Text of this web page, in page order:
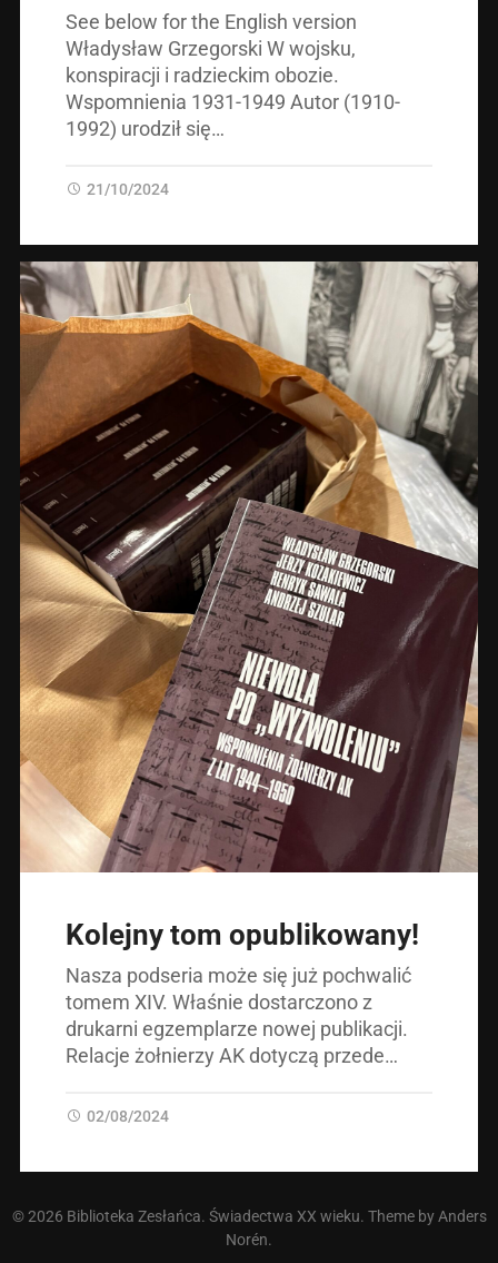
See below for the English version
Władysław Grzegorski W wojsku,
konspiracji i radzieckim obozie.
Wspomnienia 1931-1949 Autor (1910-
1992) urodził się…
21/10/2024
Kolejny tom opublikowany!
Nasza podseria może się już pochwalić
tomem XIV. Właśnie dostarczono z
drukarni egzemplarze nowej publikacji.
Relacje żołnierzy AK dotyczą przede…
02/08/2024
© 2026 Biblioteka Zesłańca. Świadectwa XX wieku. Theme byAnders
Norén.